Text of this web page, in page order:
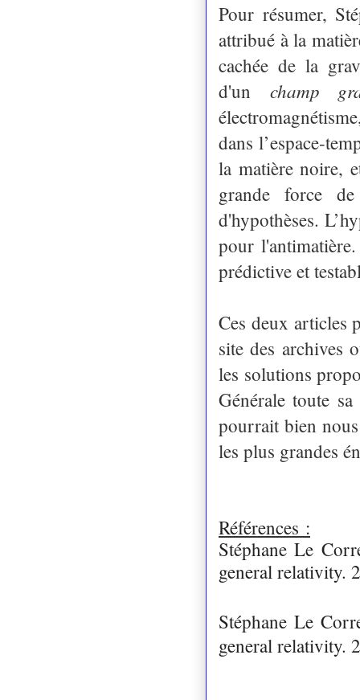
Pour résumer,
attribué à la
cachée de la
d'un champ
dans l’espace-
la matière noire,
grande force
d'hypothèses.
pour
prédictive et
Ces deux articles
site des archives
les solutions
Générale toute
pourrait bien
les plus grandes
Références :
Stéphane Le
general relativity.
Stéphane Le
general relativity.